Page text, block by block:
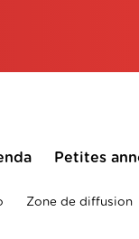
Petites
Zone de diffusion